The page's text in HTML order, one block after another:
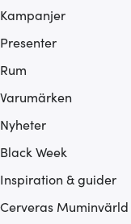
Kampanjer
Presenter
Rum
Varumärken
Nyheter
Black Week
Inspiration & guider
Cerveras Muminvärld